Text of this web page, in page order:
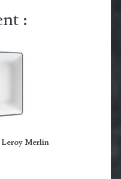
:
Leroy Merlin